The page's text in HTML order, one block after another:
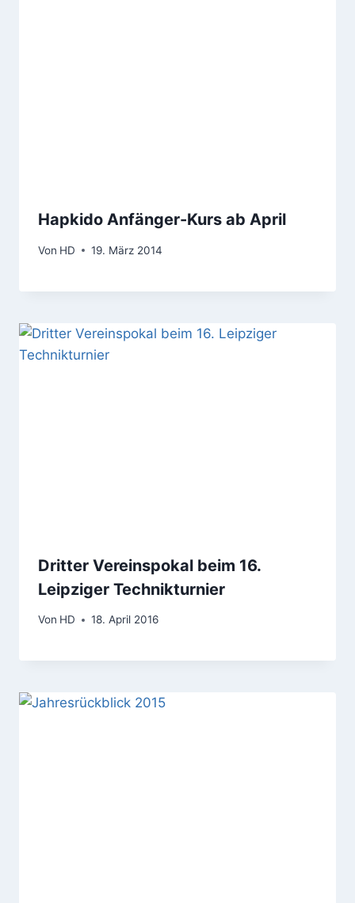
Hapkido Anfänger-Kurs ab April
Von HD 19. März 2014
Dritter Vereinspokal beim 16.
Leipziger Technikturnier
Von HD 18. April 2016